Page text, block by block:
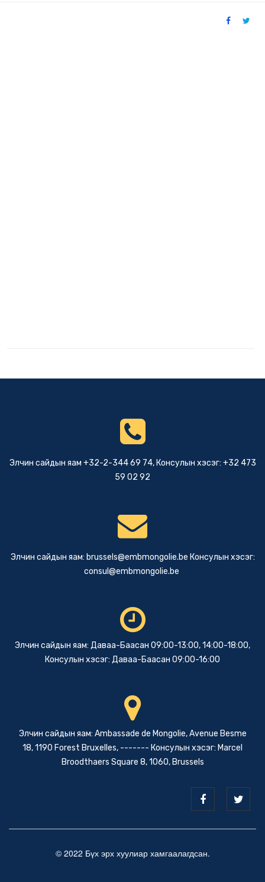
Элчин сайдын яам +32-2-344 69 74, Консулын хэсэг: +32 473
59 02 92
Элчин сайдын яам: brussels@embmongolie.be Консулын хэсэг:
consul@embmongolie.be
Элчин сайдын яам: Даваа-Баасан 09:00-13:00, 14:00-18:00,
Консулын хэсэг: Даваа-Баасан 09:00-16:00
Элчин сайдын яам: Ambassade de Mongolie, Avenue Besme
18, 1190 Forest Bruxelles, ------- Консулын хэсэг: Marcel
Broodthaers Square 8, 1060, Brussels
© 2022 Бүх эрх хуулиар хамгаалагдсан.